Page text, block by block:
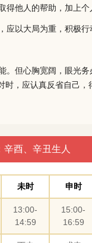
得他人的帮助，加上个
应以大局为重，积极行
。但心胸宽阔，眼光
，应认真反省自己
酉、辛丑生人
未时 申时
13:00-
14:59
15:00-
16:59